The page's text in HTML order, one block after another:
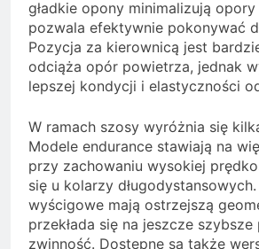
gładkie opony minimalizują
pozwala efektywnie pokonywać
Pozycja za kierownicą jest
odciąża opór powietrza, jednak
lepszej kondycji i elastyczności
W ramach szosy wyróżnia się
Modele endurance stawiają na
przy zachowaniu wysokiej
się u kolarzy
wyścigowe mają ostrzejszą
przekłada się na jeszcze
zwinność. Dostępne są także